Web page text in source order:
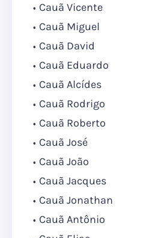
Cauã Vicente
Cauã Miguel
Cauã David
Cauã Eduardo
Cauã Alcídes
Cauã Rodrigo
Cauã Roberto
Cauã José
Cauã João
Cauã Jacques
Cauã Jonathan
Cauã Antônio